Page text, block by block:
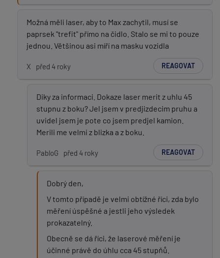
Možná měli laser, aby to Max zachytil, musí se
paprsek "trefit" přímo na čidlo. Stalo se mi to pouze
jednou. Většinou asi míří na masku vozidla
X před 4 roky REAGOVAT
Diky za informaci. Dokaze laser merit z uhlu 45
stupnu z boku? Jel jsem v predjizdecim pruhu a
uvidel jsem je pote co jsem predjel kamion.
Merili me velmi z blizka a z boku.
PabloG před 4 roky REAGOVAT
Dobrý den,
V tomto případě je velmi obtížné říci, zda bylo
měření úspěšné a jestli jeho výsledek
prokazatelný.
Obecně se dá říci, že laserové měření je
účinné právě do úhlu cca 45 stupňů.